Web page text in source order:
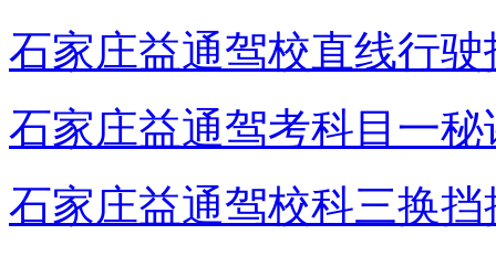
石家庄益通驾校直线行驶
石家庄益通驾考科目一秘
石家庄益通驾校科三换挡